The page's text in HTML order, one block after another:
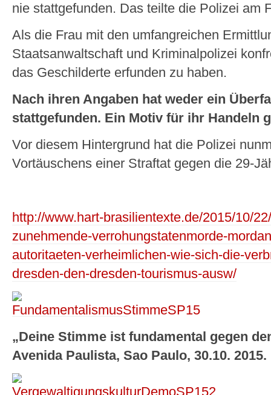
nie stattgefunden. Das teilte die Polizei am
Als die Frau mit den umfangreichen
Staatsanwaltschaft und Kriminalpolizei
das Geschilderte erfunden zu haben.
Nach ihren Angaben hat weder ein
stattgefunden. Ein Motiv für ihr Handeln
Vor diesem Hintergrund hat die Polizei
Vortäuschens einer Straftat gegen die 29-
http://www.hart-brasilientexte.de/2015/10/
zunehmende-verrohungstatenmorde-
autoritaeten-verheimlichen-wie-sich-die-
dresden-den-dresden-tourismus-ausw/
„Deine Stimme ist fundamental gegen
Avenida Paulista, Sao Paulo, 30.10. 2015.